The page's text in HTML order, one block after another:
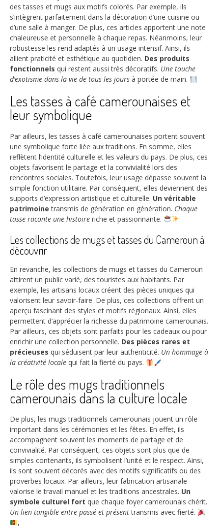
des tasses et mugs aux motifs colorés. Par exemple, ils
s’intègrent parfaitement dans la décoration d’une cuisine ou
d’une salle à manger. De plus, ces articles apportent une note
chaleureuse et personnelle à chaque repas. Néanmoins, leur
robustesse les rend adaptés à un usage intensif. Ainsi, ils
allient praticité et esthétique au quotidien. Des produits
fonctionnels qui restent aussi très décoratifs. Une touche
d’exotisme dans la vie de tous les jours à portée de main.
Les tasses à café camerounaises et
leur symbolique
Par ailleurs, les tasses à café camerounaises portent souvent
une symbolique forte liée aux traditions. En somme, elles
reflètent l’identité culturelle et les valeurs du pays. De plus, ces
objets favorisent le partage et la convivialité lors des
rencontres sociales. Toutefois, leur usage dépasse souvent la
simple fonction utilitaire. Par conséquent, elles deviennent des
supports d’expression artistique et culturelle. Un véritable
patrimoine transmis de génération en génération. Chaque
tasse raconte une histoire riche et passionnante.
Les collections de mugs et tasses du Cameroun à
découvrir
En revanche, les collections de mugs et tasses du Cameroun
attirent un public varié, des touristes aux habitants. Par
exemple, les artisans locaux créent des pièces uniques qui
valorisent leur savoir-faire. De plus, ces collections offrent un
aperçu fascinant des styles et motifs régionaux. Ainsi, elles
permettent d’apprécier la richesse du patrimoine camerounais.
Par ailleurs, ces objets sont parfaits pour les cadeaux ou pour
enrichir une collection personnelle. Des pièces rares et
précieuses qui séduisent par leur authenticité. Un hommage à
la créativité locale qui fait la fierté du pays.
Le rôle des mugs traditionnels
camerounais dans la culture locale
De plus, les mugs traditionnels camerounais jouent un rôle
important dans les cérémonies et les fêtes. En effet, ils
accompagnent souvent les moments de partage et de
convivialité. Par conséquent, ces objets sont plus que de
simples contenants, ils symbolisent l’unité et le respect. Ainsi,
ils sont souvent décorés avec des motifs significatifs ou des
proverbes locaux. Par ailleurs, leur fabrication artisanale
valorise le travail manuel et les traditions ancestrales. Un
symbole culturel fort que chaque foyer camerounais chérit.
Un lien tangible entre passé et présenttransmis avec fierté.
,